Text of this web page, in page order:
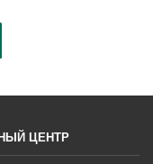
ЦЕНТР